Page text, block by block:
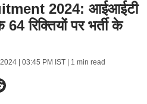
2024: आईआईटी
रिक्तियों पर भर्ती के
| 03:45 PM IST| 1 min read